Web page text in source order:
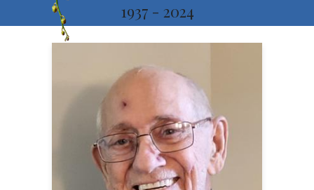
1937 - 2024